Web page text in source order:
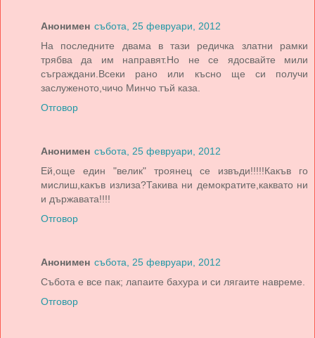
Анонимен събота, 25 февруари, 2012
На последните двама в тази редичка златни рамки
трябва да им направят.Но не се ядосвайте мили
съграждани.Всеки рано или късно ще си получи
заслуженото,чичо Минчо тъй каза.
Отговор
Анонимен събота, 25 февруари, 2012
Ей,още един "велик" троянец се извъди!!!!!Какъв го
мислиш,какъв излиза?Такива ни демократите,каквато ни
и държавата!!!!
Отговор
Анонимен събота, 25 февруари, 2012
Събота е все пак; лапаите бахура и си лягаите навреме.
Отговор